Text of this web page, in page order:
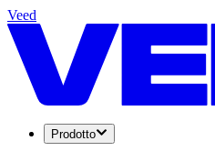
Veed
Prodotto